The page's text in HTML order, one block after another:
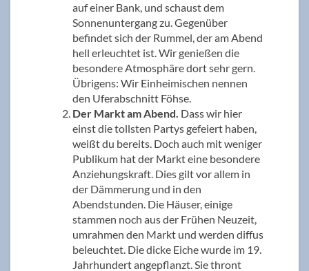
auf einer Bank, und schaust dem
Sonnenuntergang zu. Gegenüber
befindet sich der Rummel, der am Abend
hell erleuchtet ist. Wir genießen die
besondere Atmosphäre dort sehr gern.
Übrigens: Wir Einheimischen nennen
den Uferabschnitt Föhse.
Der Markt am Abend. Dass wir hier
einst die tollsten Partys gefeiert haben,
weißt du bereits. Doch auch mit weniger
Publikum hat der Markt eine besondere
Anziehungskraft. Dies gilt vor allem in
der Dämmerung und in den
Abendstunden. Die Häuser, einige
stammen noch aus der Frühen Neuzeit,
umrahmen den Markt und werden diffus
beleuchtet. Die dicke Eiche wurde im 19.
Jahrhundert angepflanzt. Sie thront